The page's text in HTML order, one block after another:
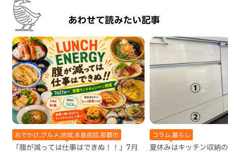
あわせて読みたい記事
おでかけ,グルメ,地域,本島南部,那覇市
「腹が減っては仕事はできぬ！！」7月
コラム,暮らし
夏休みはキッチン収納